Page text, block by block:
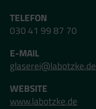
TELEFON
030 41 99 87 70
E-MAIL
glaserei@labotzke.de
WEBSITE
www.labotzke.de